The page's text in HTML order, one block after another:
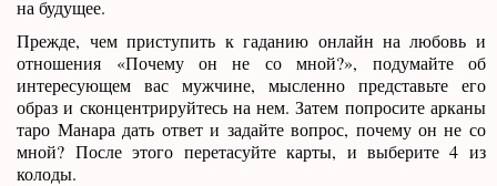
на будущее.
Прежде, чем приступить к гаданию онлайн на любовь и
отношения «Почему он не со мной?», подумайте об
интересующем вас мужчине, мысленно представьте его
образ и сконцентрируйтесь на нем. Затем попросите арканы
таро Манара дать ответ и задайте вопрос, почему он не со
мной? После этого перетасуйте карты, и выберите 4 из
колоды.